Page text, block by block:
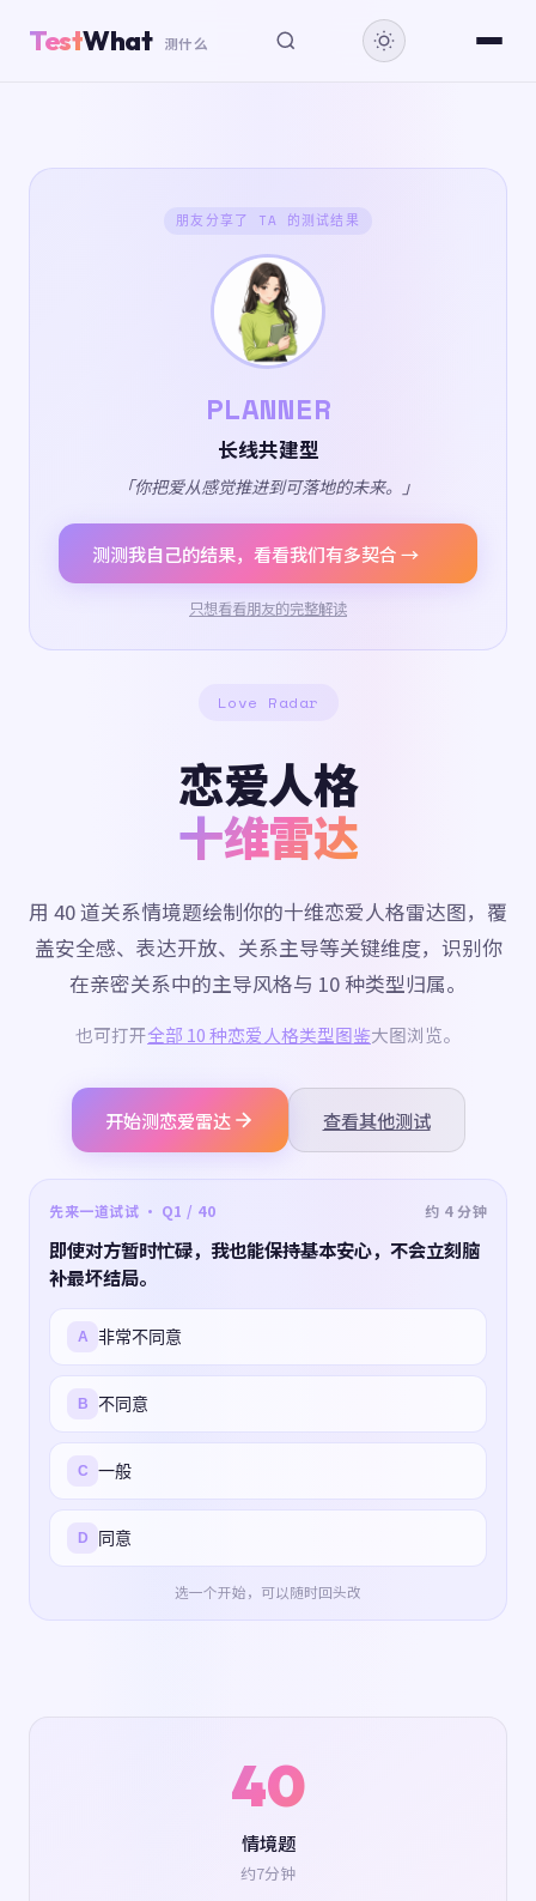
TestWhat 测什么
朋友分享了 TA 的测试结果
PLANNER
长线共建型
「你把爱从感觉推进到可落地的未来。」
测测我自己的结果，看看我们有多契合 →
只想看看朋友的完整解读
Love Radar
恋爱人格
十维雷达
用 40 道关系情境题绘制你的十维恋爱人格雷达图，覆
盖安全感、表达开放、关系主导等关键维度，识别你
在亲密关系中的主导风格与 10 种类型归属。
也可打开全部 10 种恋爱人格类型图鉴大图浏览。
开始测恋爱雷达 查看其他测试
先来一道试试 · Q1 / 40 约 4 分钟
即使对方暂时忙碌，我也能保持基本安心，不会立刻脑
补最坏结局。
A 非常不同意
B 不同意
C 一般
D 同意
选一个开始，可以随时回头改
40
情境题
约7分钟